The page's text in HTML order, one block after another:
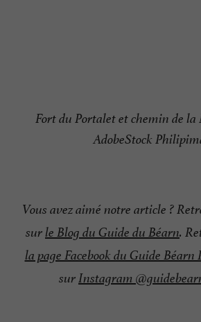
Fort du Portalet et chemin de la
AdobeStock
Vous avez aimé notre article ?
surle Blog du Guide du Béarn.
la page Facebook du Guide Béarn
surInstagram